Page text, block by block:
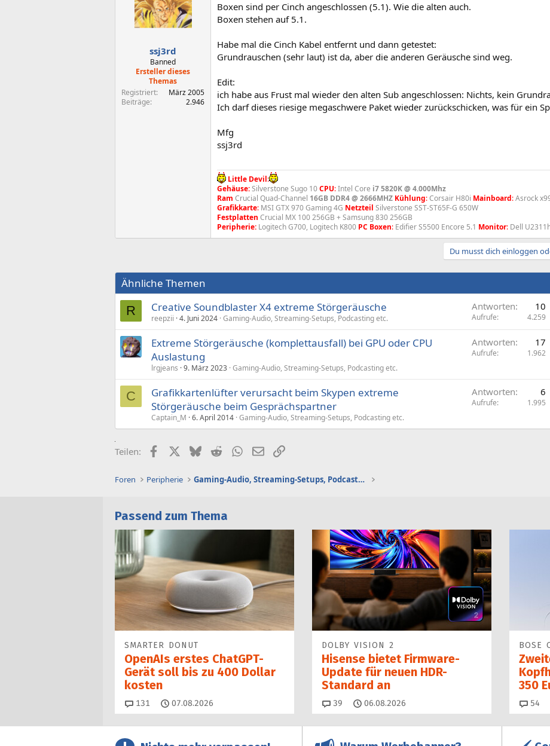
ssj3rd
Banned
Ersteller dieses
Themas
Registriert
März 2005
Beiträge
2.946
Boxen sind per Cinch angeschlossen (5.1). Wie die alten auch.
Boxen stehen auf 5.1.
Habe mal die Cinch Kabel entfernt und dann getestet:
Grundrauschen (sehr laut) ist da, aber die anderen Geräusche sind weg.
Edit:
ich habe aus Frust mal wieder den alten Sub angeschlossen: Nichts, kein
Ich darf dieses riesige megaschwere Paket wieder zurückschicken, was für ein
Mfg
ssj3rd
Little Devil:
Gehäuse:Silverstone Sugo 10CPU:Intel Core i7 5820K @ 4.000Mhz
Ram Crucial Quad-Channel 16GB DDR4 @ 2666MHZ Kühlung:Corsair H80i Mainboard:Asrock
Grafikkarte: MSI GTX 970 Gaming 4G Netzteil Silverstone SST-ST65F-G 650W
Festplatten Crucial MX 100 256GB + Samsung 830 256GB
Peripherie: Logitech G700, Logitech K800 PC Boxen: Edifier S5500 Encore 5.1 Monitor: Dell
Du musst dich einloggen
Ähnliche Themen
R Creative Soundblaster X4 extreme Störgeräusche
reepzii 4. Juni 2024 Gaming-Audio, Streaming-Setups, Podcasting etc.
Antworten 10
Aufrufe 4.259
Extreme Störgeräusche (komplettausfall) bei GPU oder CPU
Auslastung
lrgjeans 9. März 2023 Gaming-Audio, Streaming-Setups, Podcasting etc.
Antworten 17
Aufrufe 1.962
C
Grafikkartenlüfter verursacht beim Skypen extreme
Störgeräusche beim Gesprächspartner
Captain_M 6. April 2014 Gaming-Audio, Streaming-Setups, Podcasting etc.
Antworten 6
Aufrufe 1.995
Teilen: FacebookX (Twitter)
BlueskyRedditWhatsApp
E-MailLink
Foren Peripherie Gaming-Audio, Streaming-Setups, Podcasting etc.
Passend zum Thema
SMARTER DONUT
OpenAIs erstes ChatGPT-
Gerät soll bis zu 400 Dollar
kosten
131 Kommentare
07.08.2026
DOLBY VISION 2
Hisense bietet Firmware-
Update für neuen HDR-
Standard an
39 Kommentare
06.08.2026
BOSE
350
54